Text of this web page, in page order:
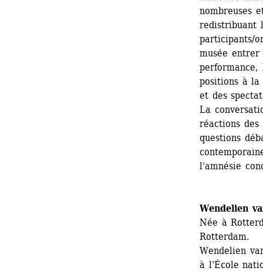
nombreuses
redistribuant
participants/
musée entrer
positions à la
et des
La
réactions
questions
l'amnésie
Wendelien
Née à
Rotterdam.
Wendelien
à l'École